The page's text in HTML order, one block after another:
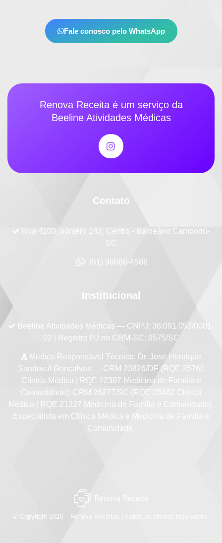
Fale conosco pelo WhatsApp
Renova Receita é um serviço da
Beeline Atividades Médicas
Contato
Rua 4100, número 143, Centro - Balneário Camboriú-
SC
(61) 98666-4586
Institucional
Beeline Atividades Médicas — CNPJ: 36.091.053/0001-
02 | Registro PJ no CRM-SC: 6575/SC
Médico Responsável Técnico: Dr. José Henrique
Sandoval Gonçalves — CRM 23826/DF (RQE 25760
Clínica Médica | RQE 22397 Medicina de Família e
Comunidade); CRM 26277/SC (RQE 28482 Clínica
Médica | RQE 21227 Medicina de Família e Comunidade).
Especialista em Clínica Médica e Medicina de Família e
Comunidade.
© Copyright 2026 – Renova Receitas | Todos os direitos reservados.